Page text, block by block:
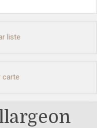
liste
carte